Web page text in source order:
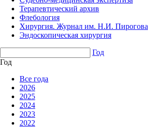
Терапевтический архив
Флебология
Хирургия. Журнал им. Н.И. Пирогова
Эндоскопическая хирургия
Год
Год
Все года
2026
2025
2024
2023
2022